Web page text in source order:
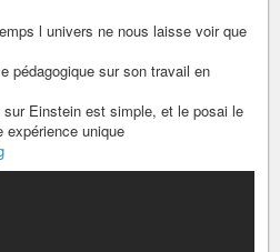
l univers ne nous laisse voir que
pédagogique sur son travail en
Einstein est simple, et le posai le
expérience unique